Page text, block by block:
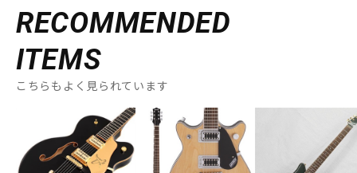
RECOMMENDED
ITEMS
こちらもよく見られています